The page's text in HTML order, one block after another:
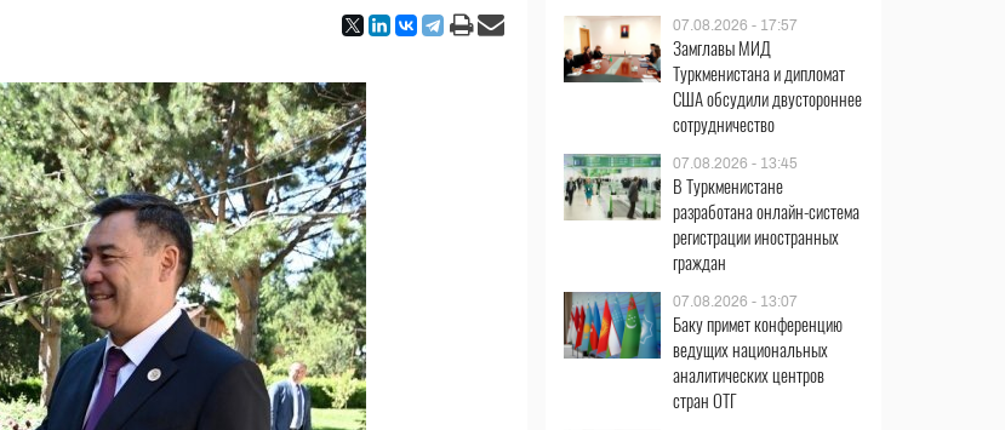
07.08.2026 - 17:57
Замглавы МИД
Туркменистана и дипломат
США обсудили двустороннее
сотрудничество
07.08.2026 - 13:45
В Туркменистане
разработана онлайн-система
регистрации иностранных
граждан
07.08.2026 - 13:07
Баку примет конференцию
ведущих национальных
аналитических центров
стран ОТГ